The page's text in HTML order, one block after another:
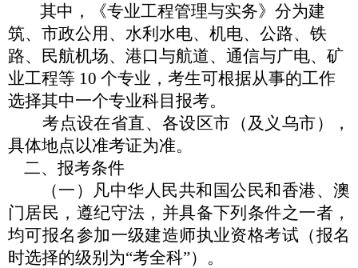
其中，《专业工程管理与实务》分为建
筑、市政公用、水利 水电、机电、公路、铁
路、民航机场、港口与航道、通信与广电、矿
业工程等 10 个专业，考生可根据从事的工作
选择其中一个专业科目报考。
考点设在省直、各设区市（及义乌市），
具体地点以准考证为准。
二、报考条件
（一）凡中华人民共和国公民和香港、澳
门居民，遵纪守法， 并具备下列条件之一者，
均可报名参加一级建造师执业资格考试（报名
时选择的级别为“考全科”）。